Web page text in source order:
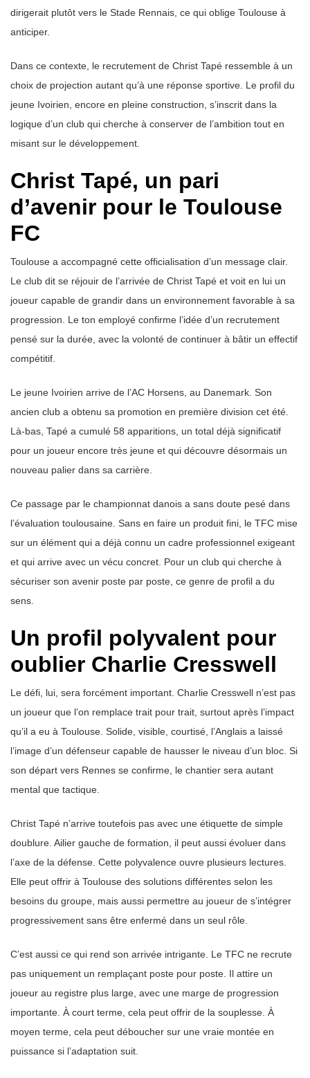
dirigerait plutôt vers le Stade Rennais, ce qui oblige Toulouse à
anticiper.
Dans ce contexte, le recrutement de Christ Tapé ressemble à un
choix de projection autant qu’à une réponse sportive. Le profil du
jeune Ivoirien, encore en pleine construction, s’inscrit dans la
logique d’un club qui cherche à conserver de l’ambition tout en
misant sur le développement.
Christ Tapé, un pari
d’avenir pour le Toulouse
FC
Toulouse a accompagné cette officialisation d’un message clair.
Le club dit se réjouir de l’arrivée de Christ Tapé et voit en lui un
joueur capable de grandir dans un environnement favorable à sa
progression. Le ton employé confirme l’idée d’un recrutement
pensé sur la durée, avec la volonté de continuer à bâtir un effectif
compétitif.
Le jeune Ivoirien arrive de l’AC Horsens, au Danemark. Son
ancien club a obtenu sa promotion en première division cet été.
Là-bas, Tapé a cumulé 58 apparitions, un total déjà significatif
pour un joueur encore très jeune et qui découvre désormais un
nouveau palier dans sa carrière.
Ce passage par le championnat danois a sans doute pesé dans
l’évaluation toulousaine. Sans en faire un produit fini, le TFC mise
sur un élément qui a déjà connu un cadre professionnel exigeant
et qui arrive avec un vécu concret. Pour un club qui cherche à
sécuriser son avenir poste par poste, ce genre de profil a du
sens.
Un profil polyvalent pour
oublier Charlie Cresswell
Le défi, lui, sera forcément important. Charlie Cresswell n’est pas
un joueur que l’on remplace trait pour trait, surtout après l’impact
qu’il a eu à Toulouse. Solide, visible, courtisé, l’Anglais a laissé
l’image d’un défenseur capable de hausser le niveau d’un bloc. Si
son départ vers Rennes se confirme, le chantier sera autant
mental que tactique.
Christ Tapé n’arrive toutefois pas avec une étiquette de simple
doublure. Ailier gauche de formation, il peut aussi évoluer dans
l’axe de la défense. Cette polyvalence ouvre plusieurs lectures.
Elle peut offrir à Toulouse des solutions différentes selon les
besoins du groupe, mais aussi permettre au joueur de s’intégrer
progressivement sans être enfermé dans un seul rôle.
C’est aussi ce qui rend son arrivée intrigante. Le TFC ne recrute
pas uniquement un remplaçant poste pour poste. Il attire un
joueur au registre plus large, avec une marge de progression
importante. À court terme, cela peut offrir de la souplesse. À
moyen terme, cela peut déboucher sur une vraie montée en
puissance si l’adaptation suit.